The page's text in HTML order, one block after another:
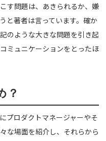
す問題は、あきられるか、嫌
と著者は言っています。確か
のような大きな問題を引き起
ミュニケーションをとったほ
？
プロダクトマネージャーやそ
な場面を紹介し、それらから